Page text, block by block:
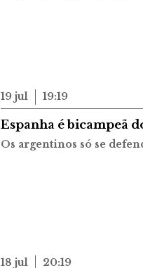
19 jul 19:19
Espanha é bicampeã
Os argentinos só se
18 jul 20:19